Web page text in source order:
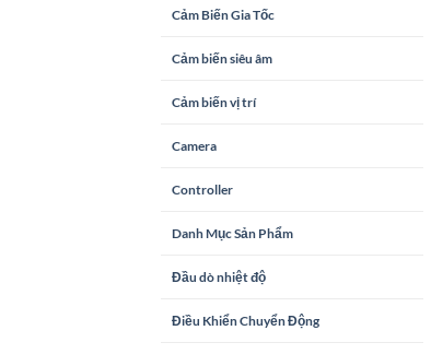
Cảm Biến Gia Tốc
Cảm biến siêu âm
Cảm biến vị trí
Camera
Controller
Danh Mục Sản Phẩm
Đầu dò nhiệt độ
Điều Khiển Chuyển Động